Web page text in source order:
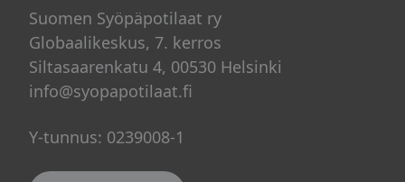
Suomen Syöpäpotilaat ry
Globaalikeskus, 7. kerros
Siltasaarenkatu 4, 00530 Helsinki
info@syopapotilaat.fi
Y-tunnus: 0239008-1